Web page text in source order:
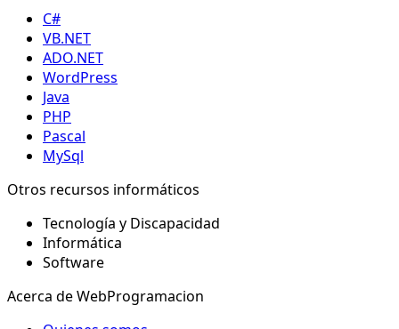
C#
VB.NET
ADO.NET
WordPress
Java
PHP
Pascal
MySql
Otros recursos informáticos
Tecnología y Discapacidad
Informática
Software
Acerca de WebProgramacion